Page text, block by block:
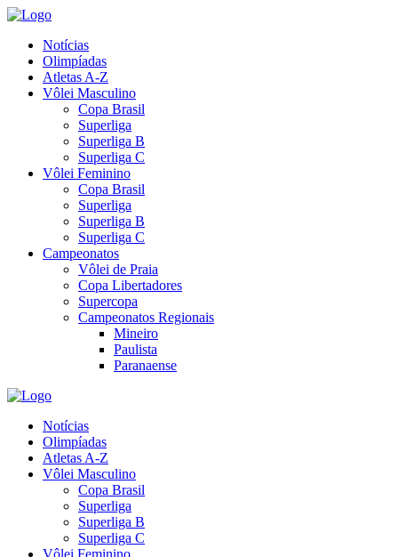
Notícias
Olimpíadas
Atletas A-Z
Vôlei Masculino
Copa Brasil
Superliga
Superliga B
Superliga C
Vôlei Feminino
Copa Brasil
Superliga
Superliga B
Superliga C
Campeonatos
Vôlei de Praia
Copa Libertadores
Supercopa
Campeonatos Regionais
Mineiro
Paulista
Paranaense
Notícias
Olimpíadas
Atletas A-Z
Vôlei Masculino
Copa Brasil
Superliga
Superliga B
Superliga C
Vôlei Feminino